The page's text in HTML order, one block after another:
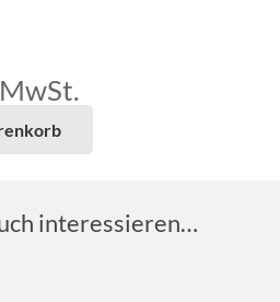
interessieren…